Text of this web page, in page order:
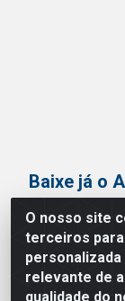
O nosso site
terceiros
relevante de
qualidade do
Baixe já o